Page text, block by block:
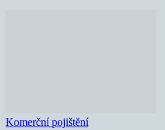
Komerční pojištění